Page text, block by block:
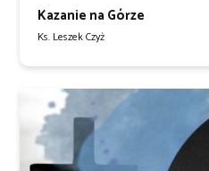
Kazanie na Górze
Ks. Leszek Czyż